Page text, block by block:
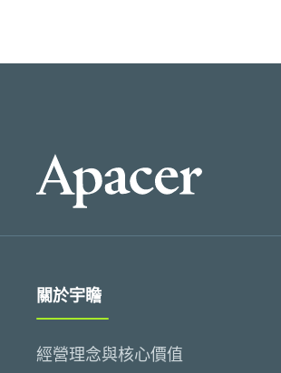
關於宇瞻
經營理念與核心價值